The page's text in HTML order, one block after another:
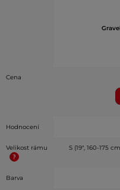
Cena
Hodnocení
Velikost rámu S (19", 160-175
Barva